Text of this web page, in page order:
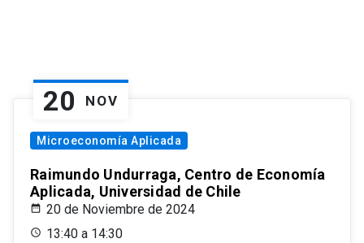
20 NOV
Microeconomía Aplicada
Raimundo Undurraga, Centro de Economía
Aplicada, Universidad de Chile
20 de Noviembre de 2024
13:40 a 14:30